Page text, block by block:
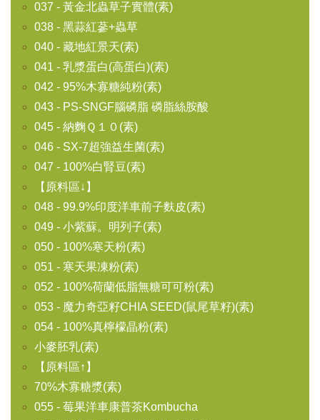
037 - 黃金北蟲草子實體(素)
038 - 黑蒜紅蔘+蟲草
040 - 藏地紅景天(素)
041 - 乳漿蛋白(高蛋白)(素)
042 - 95%木寡糖純粉(素)
043 - PS-SNGF腦磷脂 磷脂絲胺酸
045 - 納麴Ｑ１０(素)
046 - SX-7超強益生菌(素)
047 - 100%白腎豆(素)
【原料區↓】
048 - 99.9%印度洋車前子麩皮(素)
049 - 小紫蘇。明列子(素)
050 - 100%寒天粉(素)
051 - 寒天果凍粉(素)
052 - 100%荷蘭低脂無糖可可粉(素)
053 - 魔力奇亞籽CHIA SEED(鼠尾草籽)(素)
054 - 100%真檸檬晶粉(素)
小麥胚乳(素)
【原料區↑】
70%木寡糖漿(素)
055 - 莓果洋車康普茶Kombucha